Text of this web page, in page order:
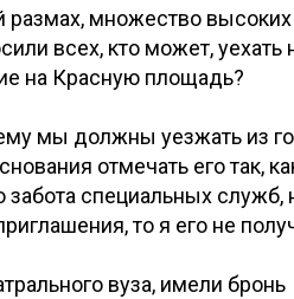
множество высоких
всех, кто может, уехать
на Красную площадь?
мы должны уезжать из
отмечать его так,
забота специальных служб,
то я его не
вуза, имели бронь